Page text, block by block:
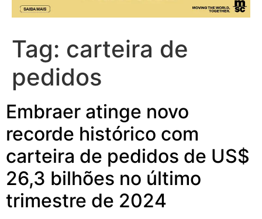
Tag: carteira de
pedidos
Embraer atinge novo
recorde histórico com
carteira de pedidos de US$
26,3 bilhões no último
trimestre de 2024